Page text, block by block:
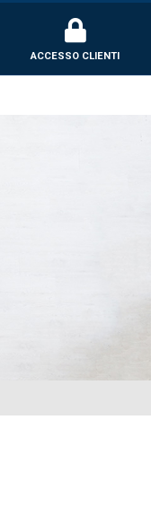
ACCESSO CLIENTI